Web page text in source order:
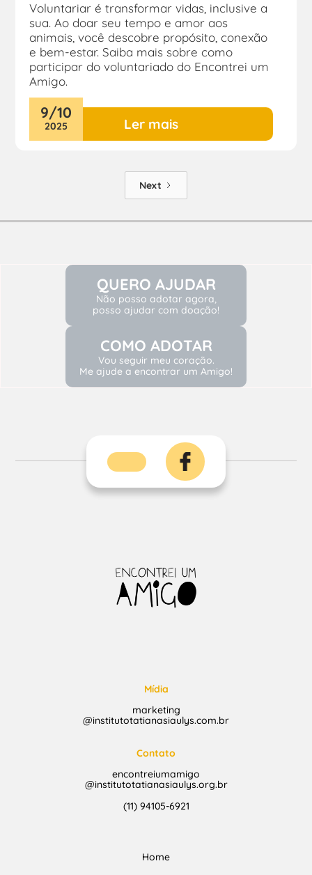
Voluntariar é transformar vidas, inclusive a
sua. Ao doar seu tempo e amor aos
animais, você descobre propósito, conexão
e bem-estar. Saiba mais sobre como
participar do voluntariado do Encontrei um
Amigo.
Ler mais
9/10
2025
Next
QUERO AJUDAR
Não posso adotar agora,
posso ajudar com doação!
COMO ADOTAR
Vou seguir meu coração.
Me ajude a encontrar um Amigo!
Mídia
marketing
@institutotatianasiaulys.com.br
Contato
encontreiumamigo
@institutotatianasiaulys.org.br
(11) 94105-6921
Home